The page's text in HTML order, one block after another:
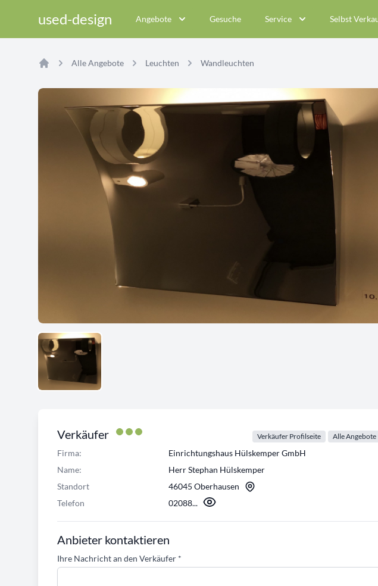
used-design Angebote Gesuche Service Selbst
Alle Angebote Leuchten Wandleuchten
Verkäufer Verkäufer Profilseite Alle Angebote
Firma:
Einrichtungshaus Hülskemper GmbH
Name:
Herr Stephan Hülskemper
Standort
46045 Oberhausen
Telefon
02088...
Anbieter kontaktieren
Ihre Nachricht an den Verkäufer *